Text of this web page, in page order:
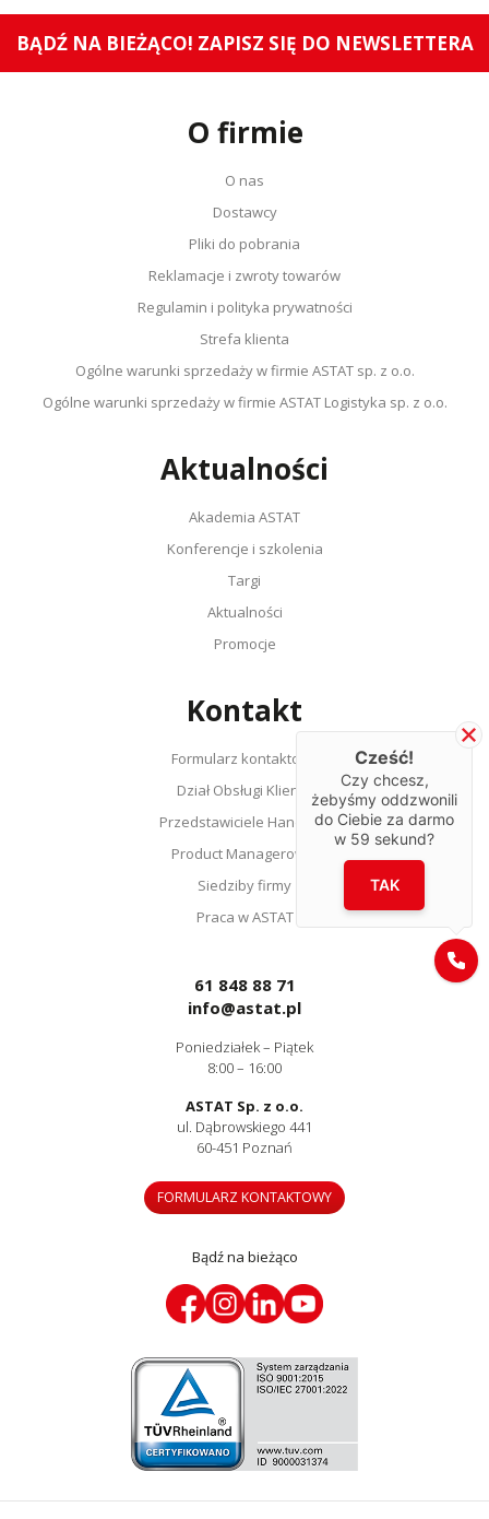
BĄDŹ NA BIEŻĄCO! ZAPISZ SIĘ DO NEWSLETTERA
O firmie
O nas
Dostawcy
Pliki do pobrania
Reklamacje i zwroty towarów
Regulamin i polityka prywatności
Strefa klienta
Ogólne warunki sprzedaży w firmie ASTAT sp. z o.o.
Ogólne warunki sprzedaży w firmie ASTAT Logistyka sp. z o.o.
Aktualności
Akademia ASTAT
Konferencje i szkolenia
Targi
Aktualności
Promocje
Kontakt
Formularz kontaktowy
Dział Obsługi Klienta
Przedstawiciele Handlowi
Product Managerowie
Siedziby firmy
Praca w ASTAT
61 848 88 71
info@astat.pl
Poniedziałek – Piątek
8:00 – 16:00
ASTAT Sp. z o.o.
ul. Dąbrowskiego 441
60-451 Poznań
FORMULARZ KONTAKTOWY
Bądź na bieżąco
Cześć!
Czy chcesz,
żebyśmy oddzwonili
do Ciebie za darmo
w 59 sekund?
TAK